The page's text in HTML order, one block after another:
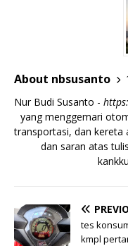
About nbsusanto
Nur Budi Susanto -
yang menggemari
transportasi, dan kereta
dan saran atas
tes
kmpl